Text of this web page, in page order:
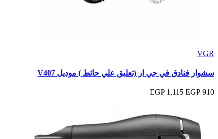
VGR
سشوار فنادق في جي ار (تعليق علي حائط ) موديل V407
910 EGP
1,115 EGP